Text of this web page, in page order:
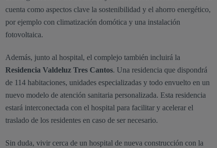
cuenta como aspectos clave la sostenibilidad y el ahorro energético,
por ejemplo con climatización domótica y una instalación
fotovoltaica.
Además, junto al hospital, el complejo también incluirá la
Residencia Valdeluz Tres Cantos. Una residencia que dispondrá
de 114 habitaciones, unidades especializadas y todo envuelto en un
nuevo modelo de atención sanitaria personalizada. Esta residencia
estará interconectada con el hospital para facilitar y acelerar el
traslado de los residentes en caso de ser necesario.
Sin duda, vivir cerca de un hospital de nueva construcción con la